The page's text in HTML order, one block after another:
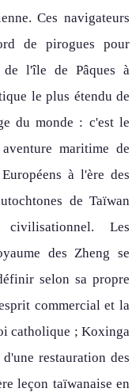
Ces navigateurs
de pirogues pour
de l'île de Pâques à
le plus étendu de
du monde : c'est le
maritime de
à l'ère des
de Taïwan
Les
des Zheng se
selon sa propre
commercial et la
catholique ; Koxinga
restauration des
leçon taïwanaise en